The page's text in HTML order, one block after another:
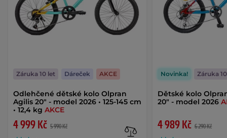
Odlehčené dětské kolo Olpran
Agilis 20" - model 2026 • 125-145 cm
• 12,4 kg AKCE
4 999 Kč 5 990 Kč
Záruka 10 let Dáreček AKCE
Dětské kolo
20" - model 2026
4 989 Kč 6 290 Kč
Novinka! Záruka